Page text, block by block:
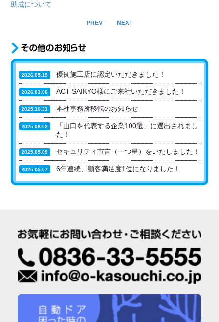
助成について
PREV NEXT
2026.05.19 優良施工店に認定いただきました！
2026.03.06 ACT SAIKYO様にご来社いただきました！
2025.10.31 本社事務所移転のお知らせ
2025.06.02
「山口を代表する企業100選」に選出されまし
た！
2025.05.09 セキュリティ宣言（一つ星）をいたしました！
2025.05.07 6年連続、顧客満足度1位になりました！